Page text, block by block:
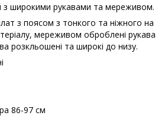
з широкими рукавами та мереживом.
з поясом з тонкого та ніжного на
мереживом оброблені рукава
розкльошені та широкі до низу.
86-97 см